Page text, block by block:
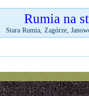
Rumia na
Stara Rumia, Zagórze,